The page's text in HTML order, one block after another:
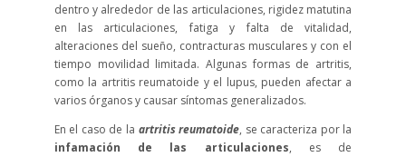
dentro y alrededor de las articulaciones, rigidez matutina
en las articulaciones, fatiga y falta de vitalidad,
alteraciones del sueño, contracturas musculares y con el
tiempo movilidad limitada. Algunas formas de artritis,
como la artritis reumatoide y el lupus, pueden afectar a
varios órganos y causar síntomas generalizados.
En el caso de la artritis reumatoide, se caracteriza por la
infamación de las articulaciones, es de